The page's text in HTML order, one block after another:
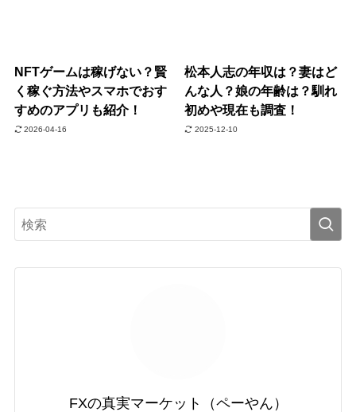
NFTゲームは稼げない？賢
く稼ぐ方法やスマホでおす
すめのアプリも紹介！
2026-04-16
松本人志の年収は？妻はど
んな人？娘の年齢は？馴れ
初めや現在も調査！
2025-12-10
FXの真実マーケット（ペーやん）